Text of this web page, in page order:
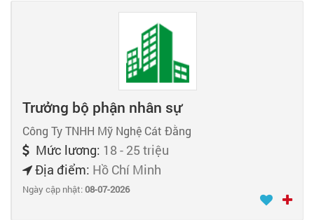
Trưởng bộ phận nhân sự
Công Ty TNHH Mỹ Nghệ Cát Đằng
Mức lương: 18 - 25 triệu
Địa điểm: Hồ Chí Minh
Ngày cập nhật:08-07-2026